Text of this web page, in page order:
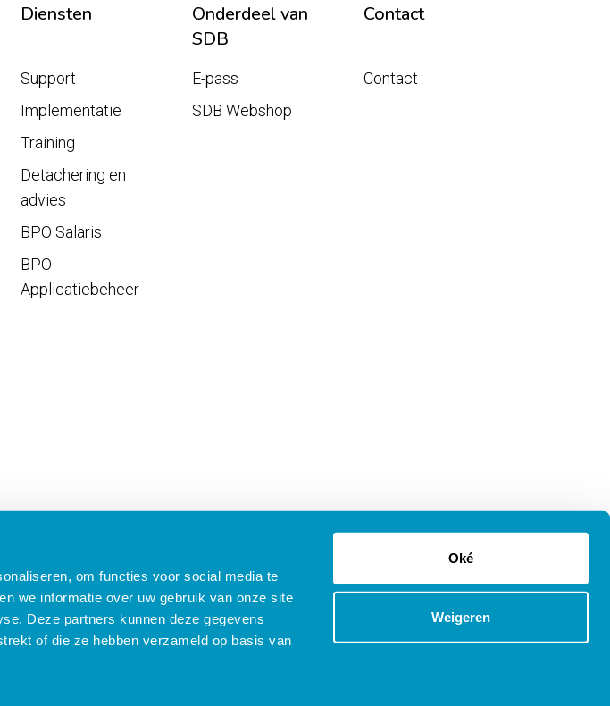
om functies voor social media te
we informatie over uw gebruik van onze site
Deze partners kunnen deze gegevens
of die ze hebben verzameld op basis van
Oké
Weigeren
Diensten
Onderdeel van
SDB
Contact
Support
Implementatie
Training
Detachering en
advies
BPO Salaris
BPO
Applicatiebeheer
E-pass
SDB Webshop
Contact